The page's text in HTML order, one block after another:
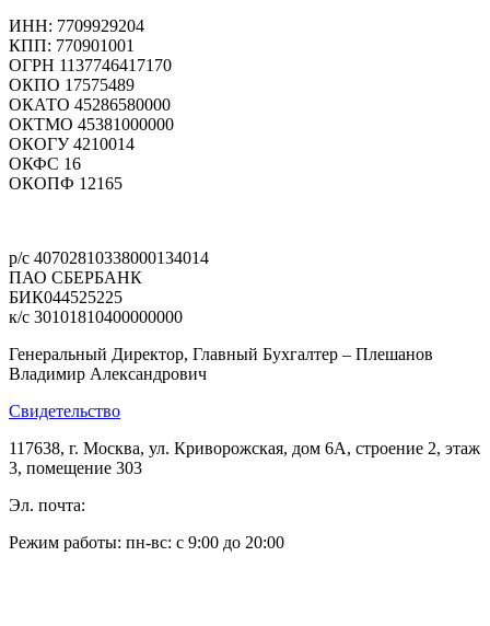
ИНН: 7709929204
КПП: 770901001
ОГРН 1137746417170
ОКПО 17575489
ОКАТО 45286580000
ОКТМО 45381000000
ОКОГУ 4210014
ОКФС 16
ОКОПФ 12165
р/с 40702810338000134014
ПАО СБЕРБАНК
БИК044525225
к/с 30101810400000000
Генеральный Директор, Главный Бухгалтер – Плешанов
Владимир Александрович
Свидетельство
117638, г. Москва, ул. Криворожская, дом 6А, строение 2, этаж
3, помещение 303
Эл. почта:
Режим работы: пн-вс: с 9:00 до 20:00